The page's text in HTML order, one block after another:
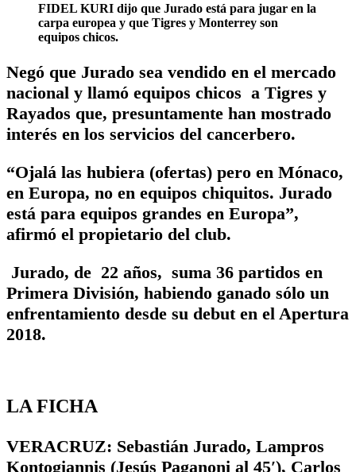
FIDEL KURI dijo que Jurado está para jugar en la
carpa europea y que Tigres y Monterrey son
equipos chicos.
Negó que Jurado sea vendido en el mercado
nacional y llamó equipos chicos a Tigres y
Rayados que, presuntamente han mostrado
interés en los servicios del cancerbero.
“Ojalá las hubiera (ofertas) pero en Mónaco,
en Europa, no en equipos chiquitos. Jurado
está para equipos grandes en Europa”,
afirmó el propietario del club.
Jurado, de 22 años, suma 36 partidos en
Primera División, habiendo ganado sólo un
enfrentamiento desde su debut en el Apertura
2018.
LA FICHA
VERACRUZ: Sebastián Jurado, Lampros
Kontogiannis (Jesús Paganoni al 45′), Carlos